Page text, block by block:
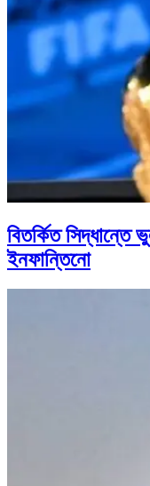
বিতর্কিত সিদ্ধান্তে
ইনফান্তিনো